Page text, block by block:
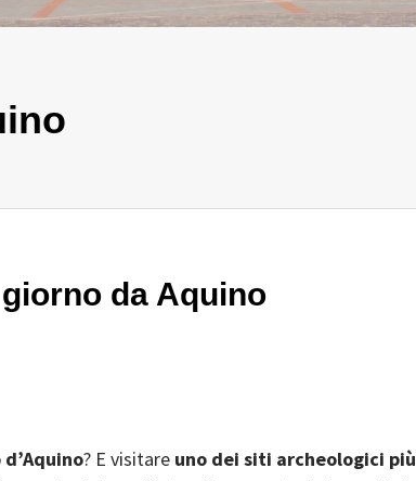
da Aquino
? E visitare uno dei siti archeologici più